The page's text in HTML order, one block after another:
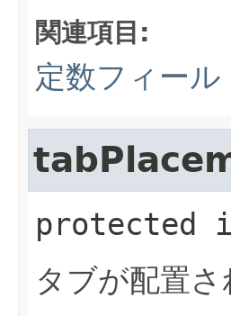
関連項目:
定数フィール
protected
タブが配置